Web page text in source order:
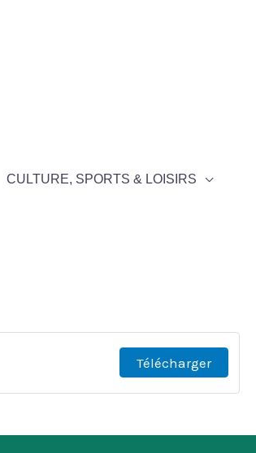
CULTURE, SPORTS & LOISIRS
Télécharger